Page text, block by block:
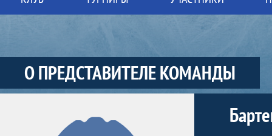
О ПРЕДСТАВИТЕЛЕ КОМАНДЫ
Участники-представитель-команды